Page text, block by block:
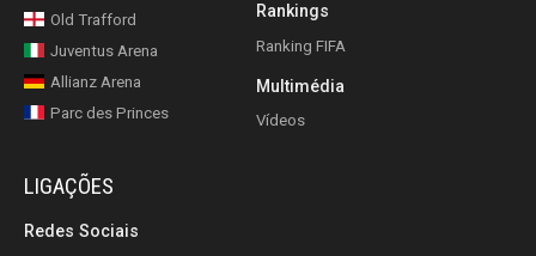
Old Trafford
Juventus Arena
Allianz Arena
Parc des Princes
Rankings
Ranking FIFA
Multimédia
Vídeos
LIGAÇÕES
Redes Sociais